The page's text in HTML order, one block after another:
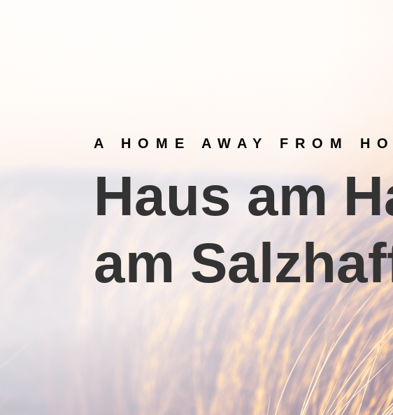
A HOME AWAY FROM
Haus am
am